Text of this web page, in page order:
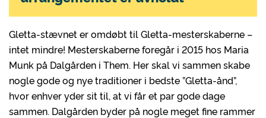
Gletta-stævnet er omdøbt til Gletta-mesterskaberne –
intet mindre! Mesterskaberne foregår i 2015 hos Maria
Munk på Dalgården i Them. Her skal vi sammen skabe
nogle gode og nye traditioner i bedste ”Gletta-ånd”,
hvor enhver yder sit til, at vi får et par gode dage
sammen. Dalgården byder på nogle meget fine rammer